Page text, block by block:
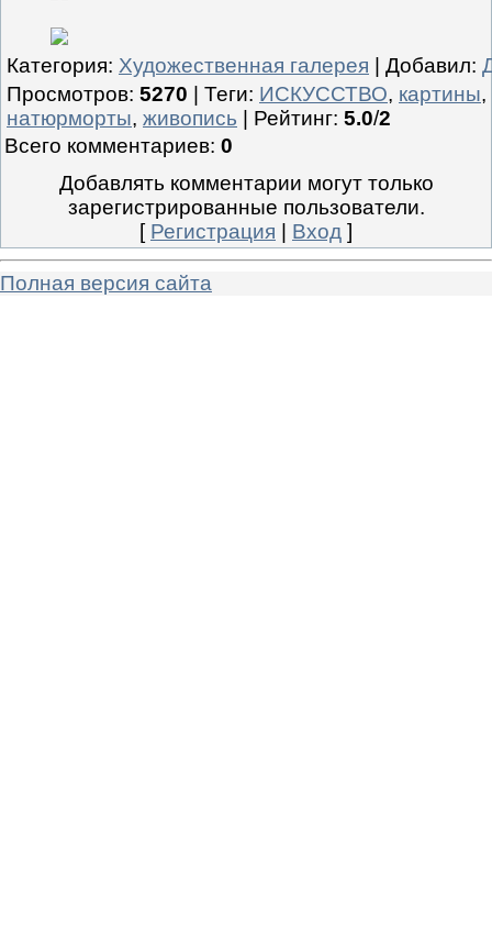
Категория: Художественная галерея Добавил:
Просмотров: 5270 Теги: ИСКУССТВО, картины,
натюрморты, живопись Рейтинг: 5.0/2
Всего комментариев: 0
Добавлять комментарии могут только
зарегистрированные пользователи.
[ Регистрация Вход ]
Полная версия сайта